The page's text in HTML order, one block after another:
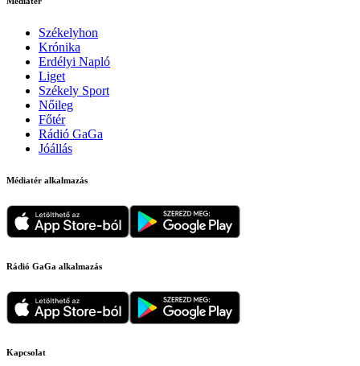
Székelyhon
Krónika
Erdélyi Napló
Liget
Székely Sport
Nőileg
Főtér
Rádió GaGa
Jóállás
Médiatér alkalmazás
Rádió GaGa alkalmazás
Kapcsolat